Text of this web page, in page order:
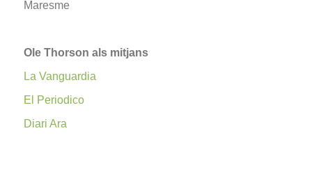
Maresme
Ole Thorson als mitjans
La Vanguardia
El Periodico
Diari Ara